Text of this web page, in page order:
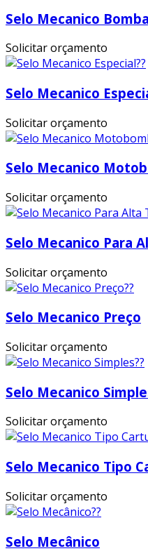
Selo Mecanico
Solicitar orçamento
Selo Mecanico
Solicitar orçamento
Selo Mecanico
Solicitar orçamento
Selo Mecanico Para
Solicitar orçamento
Selo Mecanico Preço
Solicitar orçamento
Selo Mecanico
Solicitar orçamento
Selo Mecanico Tipo
Solicitar orçamento
Selo Mecânico